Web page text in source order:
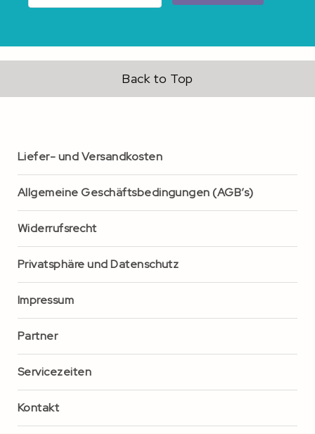
Back to Top
Liefer- und Versandkosten
Allgemeine Geschäftsbedingungen (AGB’s)
Widerrufsrecht
Privatsphäre und Datenschutz
Impressum
Partner
Servicezeiten
Kontakt